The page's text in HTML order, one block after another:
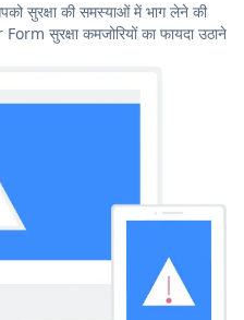
सुरक्षा की समस्याओं में भाग लेने की
सुरक्षा कमजोरियों का फायदा उठाने